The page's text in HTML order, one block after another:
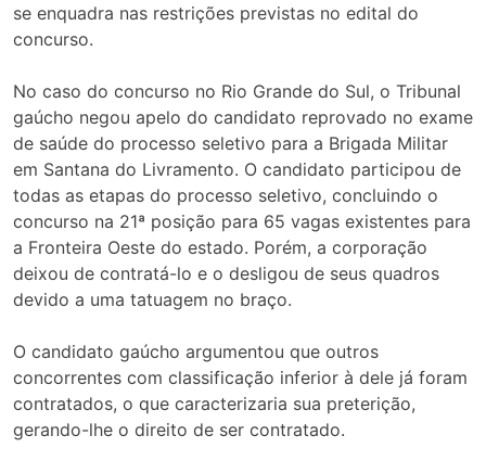
se enquadra nas restrições previstas no edital do
concurso.
No caso do concurso no Rio Grande do Sul, o Tribunal
gaúcho negou apelo do candidato reprovado no exame
de saúde do processo seletivo para a Brigada Militar
em Santana do Livramento. O candidato participou de
todas as etapas do processo seletivo, concluindo o
concurso na 21ª posição para 65 vagas existentes para
a Fronteira Oeste do estado. Porém, a corporação
deixou de contratá-lo e o desligou de seus quadros
devido a uma tatuagem no braço.
O candidato gaúcho argumentou que outros
concorrentes com classificação inferior à dele já foram
contratados, o que caracterizaria sua preterição,
gerando-lhe o direito de ser contratado.